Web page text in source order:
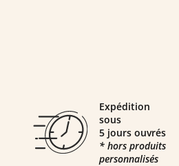
Expédition
sous
5 jours ouvrés
* hors produits
personnalisés